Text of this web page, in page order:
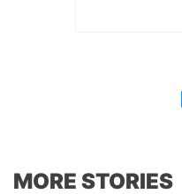
MORE STORIES